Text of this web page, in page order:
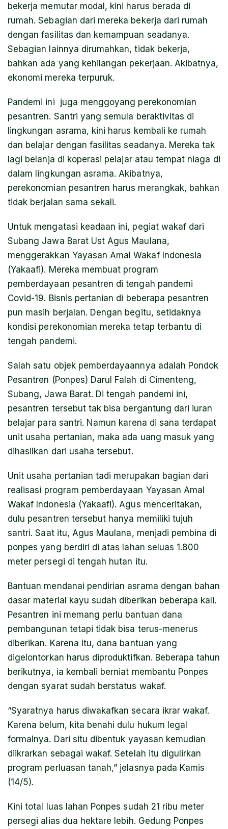
bekerja memutar modal, kini harus berada di
rumah. Sebagian dari mereka bekerja dari rumah
dengan fasilitas dan kemampuan seadanya.
Sebagian lainnya dirumahkan, tidak bekerja,
bahkan ada yang kehilangan pekerjaan. Akibatnya,
ekonomi mereka terpuruk.
Pandemi ini juga menggoyang perekonomian
pesantren. Santri yang semula beraktivitas di
lingkungan asrama, kini harus kembali ke rumah
dan belajar dengan fasilitas seadanya. Mereka tak
lagi belanja di koperasi pelajar atau tempat niaga di
dalam lingkungan asrama. Akibatnya,
perekonomian pesantren harus merangkak, bahkan
tidak berjalan sama sekali.
Untuk mengatasi keadaan ini, pegiat wakaf dari
Subang Jawa Barat Ust Agus Maulana,
menggerakkan Yayasan Amal Wakaf Indonesia
(Yakaafi). Mereka membuat program
pemberdayaan pesantren di tengah pandemi
Covid-19. Bisnis pertanian di beberapa pesantren
pun masih berjalan. Dengan begitu, setidaknya
kondisi perekonomian mereka tetap terbantu di
tengah pandemi.
Salah satu objek pemberdayaannya adalah Pondok
Pesantren (Ponpes) Darul Falah di Cimenteng,
Subang, Jawa Barat. Di tengah pandemi ini,
pesantren tersebut tak bisa bergantung dari iuran
belajar para santri. Namun karena di sana terdapat
unit usaha pertanian, maka ada uang masuk yang
dihasilkan dari usaha tersebut.
Unit usaha pertanian tadi merupakan bagian dari
realisasi program pemberdayaan Yayasan Amal
Wakaf Indonesia (Yakaafi). Agus menceritakan,
dulu pesantren tersebut hanya memiliki tujuh
santri. Saat itu, Agus Maulana, menjadi pembina di
ponpes yang berdiri di atas lahan seluas 1.800
meter persegi di tengah hutan itu.
Bantuan mendanai pendirian asrama dengan bahan
dasar material kayu sudah diberikan beberapa kali.
Pesantren ini memang perlu bantuan dana
pembangunan tetapi tidak bisa terus-menerus
diberikan. Karena itu, dana bantuan yang
digelontorkan harus diproduktifkan. Beberapa tahun
berikutnya, ia kembali berniat membantu Ponpes
dengan syarat sudah berstatus wakaf.
“Syaratnya harus diwakafkan secara ikrar wakaf.
Karena belum, kita benahi dulu hukum legal
formalnya. Dari situ dibentuk yayasan kemudian
diikrarkan sebagai wakaf. Setelah itu digulirkan
program perluasan tanah,” jelasnya pada Kamis
(14/5).
Kini total luas lahan Ponpes sudah 21 ribu meter
persegi alias dua hektare lebih. Gedung Ponpes